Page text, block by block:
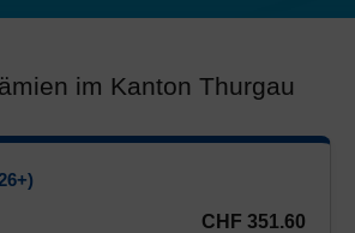
im Kanton Thurgau
CHF 351.60